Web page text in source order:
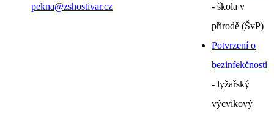
pekna@zshostivar.cz
- škola v
přírodě (ŠvP)
Potvrzení o
bezinfekčnosti
- lyžařský
výcvikový